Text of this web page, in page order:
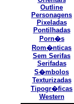
Outline
Personagens
Pixeladas
Pontilhadas
Porn�s
Rom�nticas
Sem Serifas
Serifadas
S�mbolos
Texturizadas
Tipogr�ficas
Western